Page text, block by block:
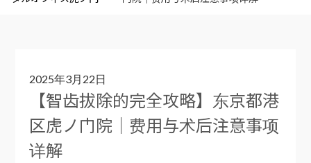
2025年3月22日
【智齿拔除的完全攻略】东京都港
区虎ノ门院｜费用与术后注意事项
详解